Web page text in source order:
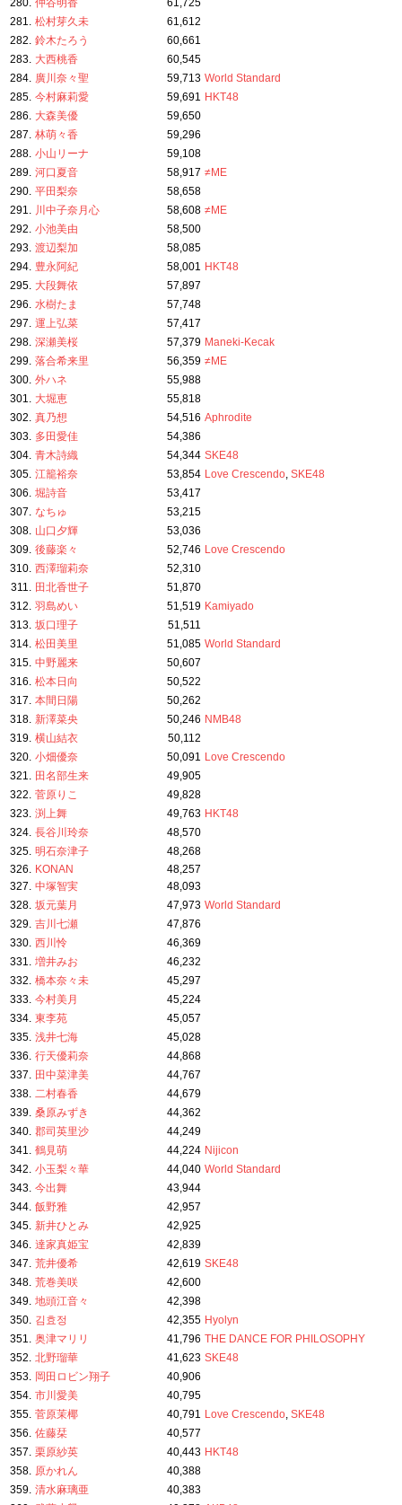
280. 仲谷明香
61,725
281. 松村芽久未
61,612
282. 鈴木たろう
60,661
283. 大西桃香
60,545
284. 廣川奈々聖 59,713 World Standard
285. 今村麻莉愛 59,691 HKT48
286. 大森美優
59,650
287. 林萌々香
59,296
288. 小山リーナ
59,108
289. 河口夏音 58,917 ≠ME
290. 平田梨奈
58,658
291. 川中子奈月心 58,608 ≠ME
292. 小池美由
58,500
293. 渡辺梨加
58,085
294. 豊永阿紀 58,001 HKT48
295. 大段舞依
57,897
296. 水樹たま
57,748
297. 運上弘菜
57,417
298. 深瀬美桜 57,379 Maneki-Kecak
299. 落合希来里 56,359 ≠ME
300. 外ハネ
55,988
301. 大堀恵
55,818
302. 真乃想 54,516 Aphrodite
303. 多田愛佳
54,386
304. 青木詩織 54,344 SKE48
305. 江籠裕奈 53,854 Love Crescendo, SKE48
306. 堀詩音
53,417
307. なちゅ
53,215
308. 山口夕輝
53,036
309. 後藤楽々 52,746 Love Crescendo
310. 西澤瑠莉奈
52,310
311. 田北香世子
51,870
312. 羽島めい 51,519 Kamiyado
313. 坂口理子
51,511
314. 松田美里 51,085 World Standard
315. 中野麗来
50,607
316. 松本日向
50,522
317. 本間日陽
50,262
318. 新澤菜央 50,246 NMB48
319. 横山結衣
50,112
320. 小畑優奈 50,091 Love Crescendo
321. 田名部生来
49,905
322. 菅原りこ
49,828
323. 渕上舞 49,763 HKT48
324. 長谷川玲奈
48,570
325. 明石奈津子
48,268
326. KONAN
48,257
327. 中塚智実
48,093
328. 坂元葉月 47,973 World Standard
329. 吉川七瀬
47,876
330. 西川怜
46,369
331. 増井みお
46,232
332. 橋本奈々未
45,297
333. 今村美月
45,224
334. 東李苑
45,057
335. 浅井七海
45,028
336. 行天優莉奈
44,868
337. 田中菜津美
44,767
338. 二村春香
44,679
339. 桑原みずき
44,362
340. 郡司英里沙
44,249
341. 鶴見萌 44,224 Nijicon
342. 小玉梨々華 44,040 World Standard
343. 今出舞
43,944
344. 飯野雅
42,957
345. 新井ひとみ
42,925
346. 達家真姫宝
42,839
347. 荒井優希 42,619 SKE48
348. 荒巻美咲
42,600
349. 地頭江音々
42,398
350. 김효정 42,355 Hyolyn
351. 奥津マリリ 41,796 THE DANCE FOR PHILOSOPHY
352. 北野瑠華 41,623 SKE48
353. 岡田ロビン翔子
40,906
354. 市川愛美
40,795
355. 菅原茉椰 40,791 Love Crescendo, SKE48
356. 佐藤栞
40,577
357. 栗原紗英 40,443 HKT48
358. 原かれん
40,388
359. 清水麻璃亜
40,383